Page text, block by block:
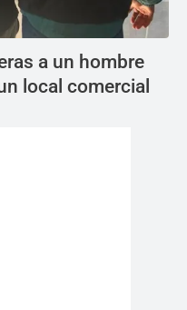
a un hombre
local comercial